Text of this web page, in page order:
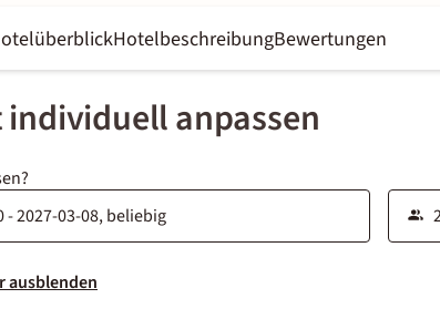
HotelbeschreibungBewertungen
individuell anpassen
ausblenden